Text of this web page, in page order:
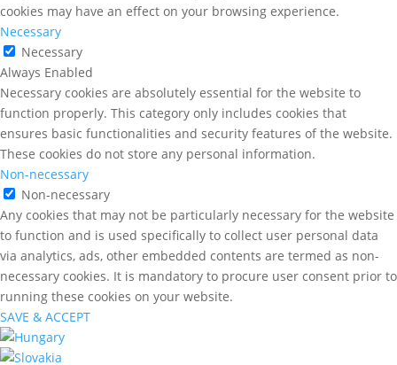
cookies may have an effect on your browsing experience.
Necessary
Necessary
Always Enabled
Necessary cookies are absolutely essential for the website to
function properly. This category only includes cookies that
ensures basic functionalities and security features of the website.
These cookies do not store any personal information.
Non-necessary
Non-necessary
Any cookies that may not be particularly necessary for the website
to function and is used specifically to collect user personal data
via analytics, ads, other embedded contents are termed as non-
necessary cookies. It is mandatory to procure user consent prior to
running these cookies on your website.
SAVE & ACCEPT